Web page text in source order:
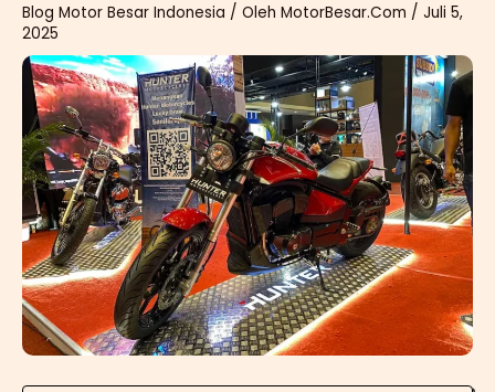
Blog Motor Besar Indonesia / Oleh MotorBesar.Com / Juli 5,
2025